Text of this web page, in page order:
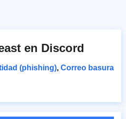
en Discord
(phishing), Correo basura